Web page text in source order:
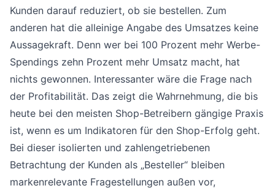
Kunden darauf reduziert, ob sie bestellen. Zum
anderen hat die alleinige Angabe des Umsatzes keine
Aussagekraft. Denn wer bei 100 Prozent mehr Werbe-
Spendings zehn Prozent mehr Umsatz macht, hat
nichts gewonnen. Interessanter wäre die Frage nach
der Profitabilität. Das zeigt die Wahrnehmung, die bis
heute bei den meisten Shop-Betreibern gängige Praxis
ist, wenn es um Indikatoren für den Shop-Erfolg geht.
Bei dieser isolierten und zahlengetriebenen
Betrachtung der Kunden als „Besteller“ bleiben
markenrelevante Fragestellungen außen vor,